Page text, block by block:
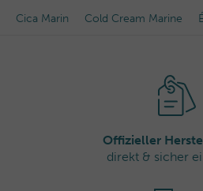
Cica Marin Cold Cream Marine
Offizieller
direkt & sicher